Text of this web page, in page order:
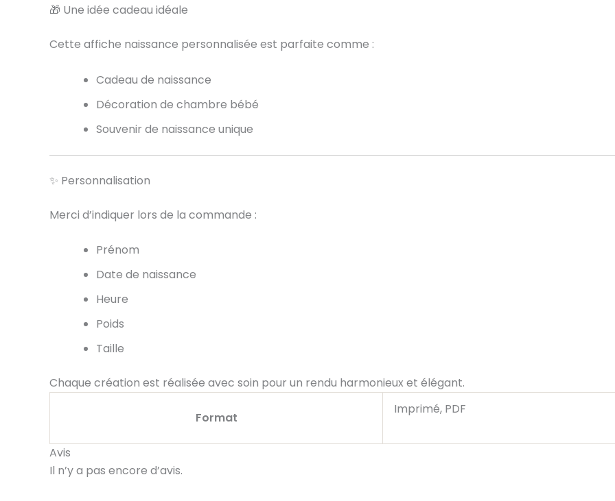
🎁 Une idée cadeau idéale
Cette affiche naissance personnalisée est parfaite comme :
Cadeau de naissance
Décoration de chambre bébé
Souvenir de naissance unique
✨ Personnalisation
Merci d’indiquer lors de la commande :
Prénom
Date de naissance
Heure
Poids
Taille
Chaque création est réalisée avec soin pour un rendu harmonieux et élégant.
Format
Imprimé, PDF
Avis
Il n’y a pas encore d’avis.